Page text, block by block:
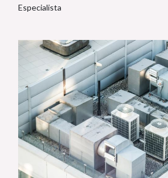
Especialista